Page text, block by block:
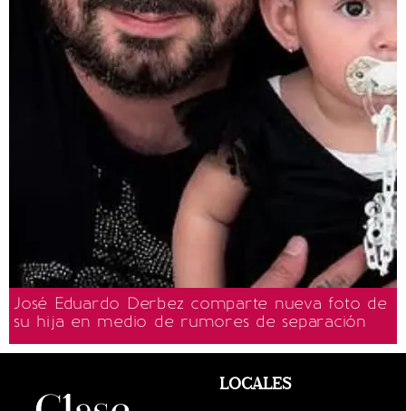
José Eduardo Derbez comparte nueva foto de
su hija en medio de rumores de separación
LOCALES